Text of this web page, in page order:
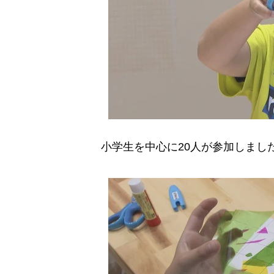
小学生を中心に20人が参加しまし